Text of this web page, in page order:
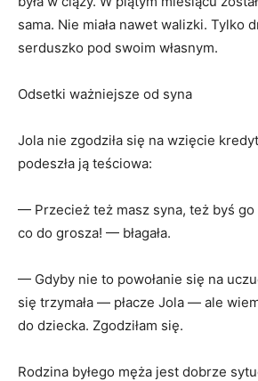
sama. Nie miała nawet walizki. Tylko
serduszko pod swoim własnym.
Odsetki ważniejsze od syna
Jola nie zgodziła się na wzięcie
podeszła ją teściowa:
— Przecież też masz syna, też byś go
co do grosza! — błagała.
— Gdyby nie to powołanie się na
się trzymała — płacze Jola — ale
do dziecka. Zgodziłam się.
Rodzina byłego męża jest dobrze